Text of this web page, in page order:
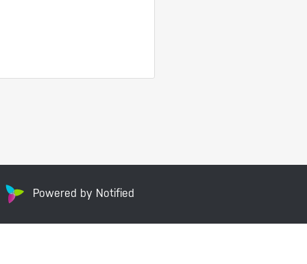
Powered by Notified